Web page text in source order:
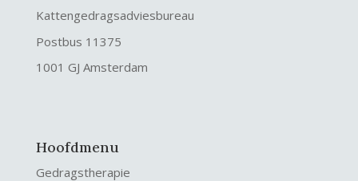
Kattengedragsadviesbureau
Postbus 11375
1001 GJ Amsterdam
Hoofdmenu
Gedragstherapie